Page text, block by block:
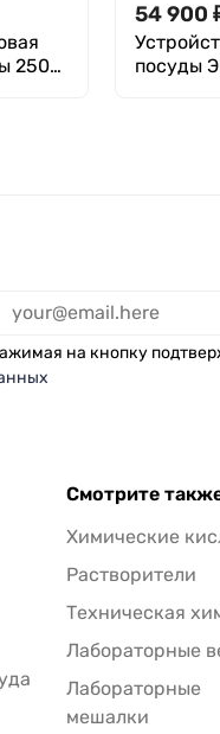
250
54 900
посуды
на кнопку
Смотрите
Химические
Растворители
Техническая
Лабораторные
Лабораторные
мешалки